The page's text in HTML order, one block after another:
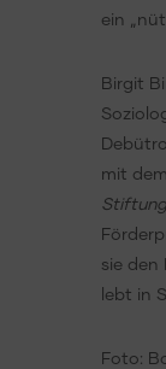
ein
Birgit
mit
Stiftung
sie den
lebt in
Foto: